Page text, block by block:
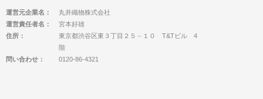
運営元企業名：
丸井織物株式会社
運営責任者名：
宮本好雄
住所：
東京都渋谷区東３丁目２５－１０ T&Tビル 4
階
問い合わせ：
0120-86-4321